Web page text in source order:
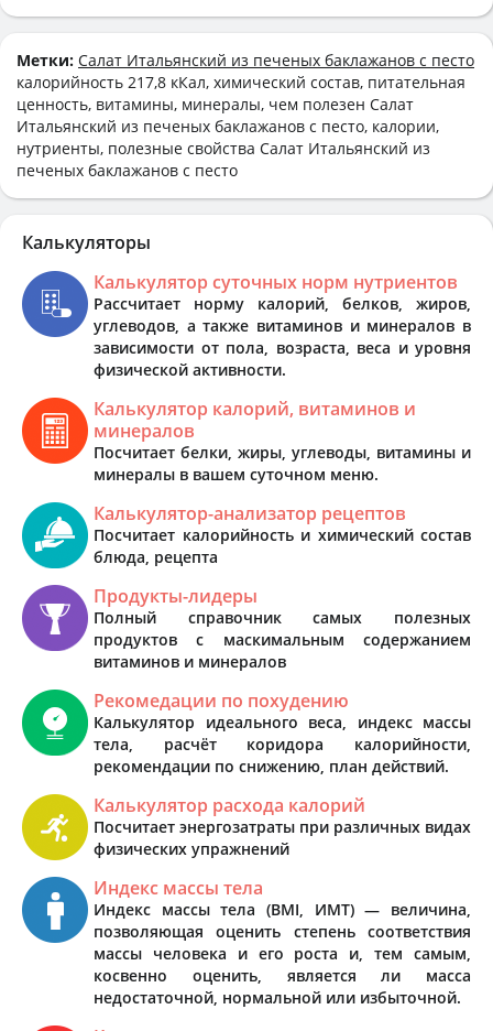
Метки: Салат Итальянский из печеных баклажанов с песто
калорийность 217,8 кКал, химический состав, питательная
ценность, витамины, минералы, чем полезен Салат
Итальянский из печеных баклажанов с песто, калории,
нутриенты, полезные свойства Салат Итальянский из
печеных баклажанов с песто
Калькуляторы
Калькулятор суточных норм нутриентов
Рассчитает норму калорий, белков, жиров,
углеводов, а также витаминов и минералов в
зависимости от пола, возраста, веса и уровня
физической активности.
Калькулятор калорий, витаминов и
минералов
Посчитает белки, жиры, углеводы, витамины и
минералы в вашем суточном меню.
Калькулятор-анализатор рецептов
Посчитает калорийность и химический состав
блюда, рецепта
Продукты-лидеры
Полный справочник самых полезных
продуктов с маскимальным содержанием
витаминов и минералов
Рекомедации по похудению
Калькулятор идеального веса, индекс массы
тела, расчёт коридора калорийности,
рекомендации по снижению, план действий.
Калькулятор расхода калорий
Посчитает энергозатраты при различных видах
физических упражнений
Индекс массы тела
Индекс массы тела (BMI, ИМТ) — величина,
позволяющая оценить степень соответствия
массы человека и его роста и, тем самым,
косвенно оценить, является ли масса
недостаточной, нормальной или избыточной.